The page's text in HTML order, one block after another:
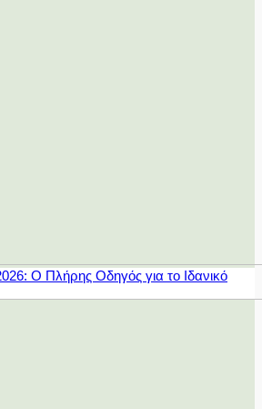
Ο Πλήρης Οδηγός για το Ιδανικό